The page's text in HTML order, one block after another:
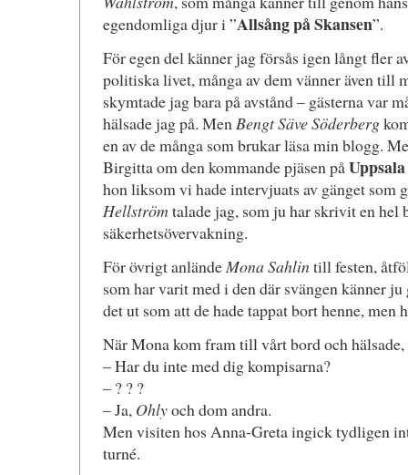
egendomliga djur i ”Allsång på Skansen”.
För egen del känner jag försås igen långt fler
politiska livet, många av dem vänner även till
skymtade jag bara på avstånd – gästerna var
hälsade jag på. MenBengt Säve Söderberg
en av de många som brukar läsa min blogg.
Birgitta om den kommande pjäsen på
hon liksom vi hade intervjuats av gänget som
Hellströmtalade jag, som ju har skrivit en hel
säkerhetsövervakning.
För övrigt anländeMona Sahlintill festen,
som har varit med i den där svängen känner
det ut som att de hade tappat bort henne, men
När Mona kom fram till vårt bord och
– Har du inte med dig kompisarna?
– ? ? ?
– Ja, Ohlyoch dom andra.
Men visiten hos Anna-Greta ingick tydligen
turné.